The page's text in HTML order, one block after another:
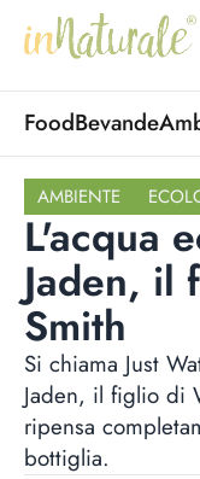
FoodBevande
AMBIENTE
L'acqua
Jaden,
Smith
Si chiama Just
Jaden, il figlio di
ripensa
bottiglia.